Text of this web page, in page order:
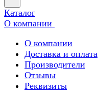
Каталог
О компании
О компании
Доставка и оплата
Производители
Отзывы
Реквизиты